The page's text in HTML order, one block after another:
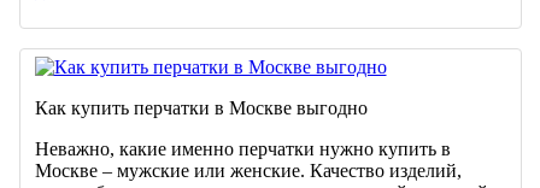
Как купить перчатки в Москве выгодно
Неважно, какие именно перчатки нужно купить в
Москве – мужские или женские. Качество изделий,